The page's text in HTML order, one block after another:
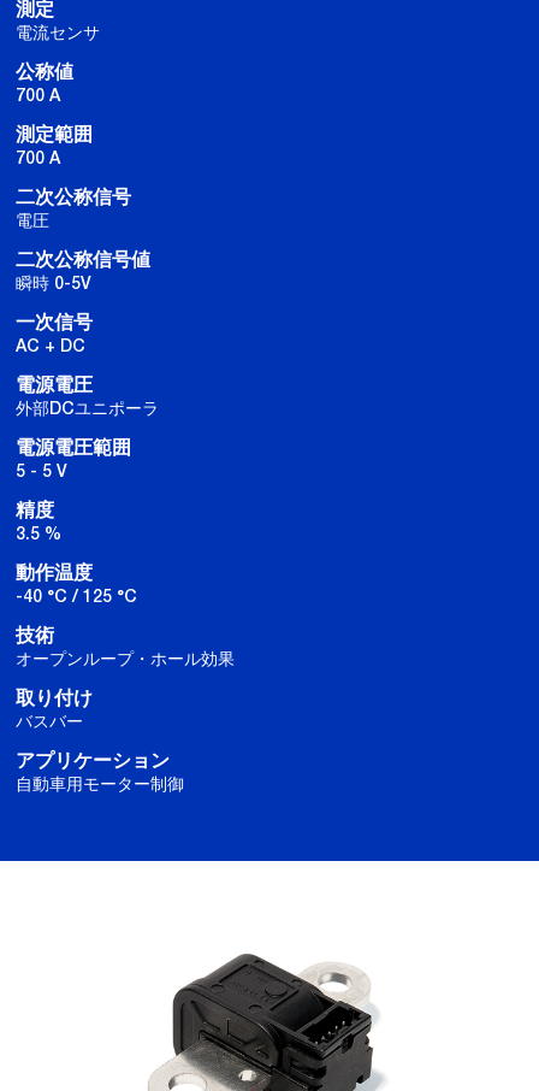
測定
電流センサ
公称値
700 A
測定範囲
700 A
二次公称信号
電圧
二次公称信号値
瞬時 0-5V
一次信号
AC + DC
電源電圧
外部DCユニポーラ
電源電圧範囲
5 - 5 V
精度
3.5 %
動作温度
-40 °C / 125 °C
技術
オープンループ・ホール効果
取り付け
バスバー
アプリケーション
自動車用モーター制御